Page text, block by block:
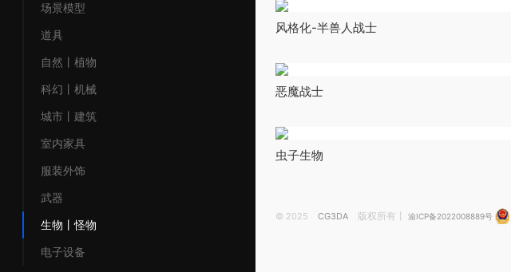
场景模型
道具
自然丨植物
科幻丨机械
城市丨建筑
室内家具
服装外饰
武器
生物丨怪物
电子设备
风格化-半兽人战士
恶魔战士
虫子生物
© 2025 CG3DA 版权所有丨 渝ICP备2022008889号